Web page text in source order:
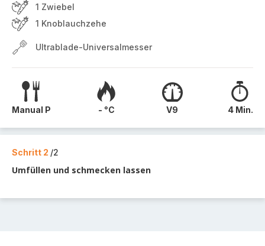
1 Zwiebel
1 Knoblauchzehe
Ultrablade-Universalmesser
Manual P - °C V9 4 Min.
Schritt 2 /2
Umfüllen und schmecken lassen